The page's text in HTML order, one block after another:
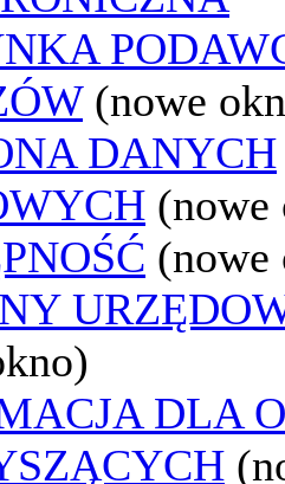
(nowe
DANYCH
(nowe
(nowe
DLA